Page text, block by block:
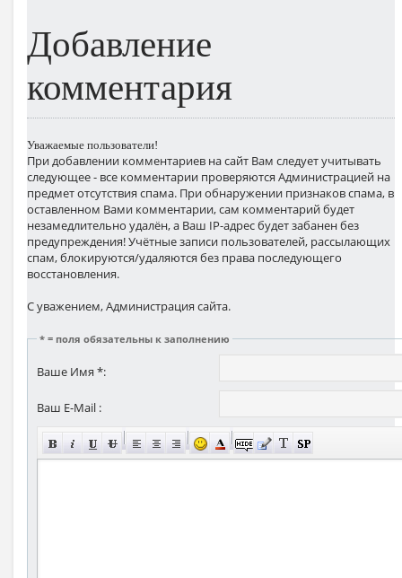
Добавление
комментария
Уважаемые пользователи!
При добавлении комментариев на сайт Вам следует учитывать
следующее - все комментарии проверяются Администрацией на
предмет отсутствия спама. При обнаружении признаков спама, в
оставленном Вами комментарии, сам комментарий будет
незамедлительно удалён, а Ваш IP-адрес будет забанен без
предупреждения! Учётные записи пользователей, рассылающих
спам, блокируются/удаляются без права последующего
восстановления.
С уважением, Администрация сайта.
* = поля обязательны к заполнению
Ваше Имя *:
Ваш E-Mail :